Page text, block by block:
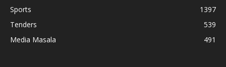
Sports
1397
Tenders
539
Media Masala
491